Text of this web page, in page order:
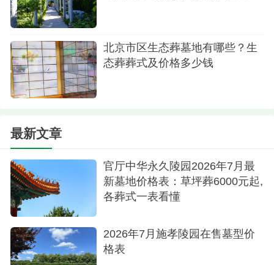
建成时间1950年
看墓时间8:00-17:00
咨询电话400-0970680
陵园位置石景山区石景山路9号查看地图
陵园特色一直用于安葬我国已故党和国家领导
人、民主党派领导人
陵园朝向坐北朝南, 坐东朝西, 坐西朝东
安葬形式立碑
北京市区生态葬墓地有哪些？生
态葬葬式及价格多少钱
最新文章
官厅中华永久陵园2026年7月最
新墓地价格表：草坪葬6000元起,
各葬式一表看懂
2026年7月施孝陵园在售墓型价
格表